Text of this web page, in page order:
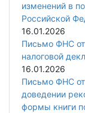
изменений в
Российской
16.01.2026
Письмо ФНС
налоговой
16.01.2026
Письмо ФНС
доведении
формы книги